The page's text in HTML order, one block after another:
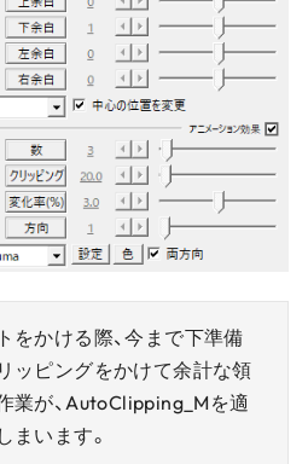
をかける際、今まで下準備
ッピングをかけて余計な領
業が、AutoClipping_Mを適
まいます。